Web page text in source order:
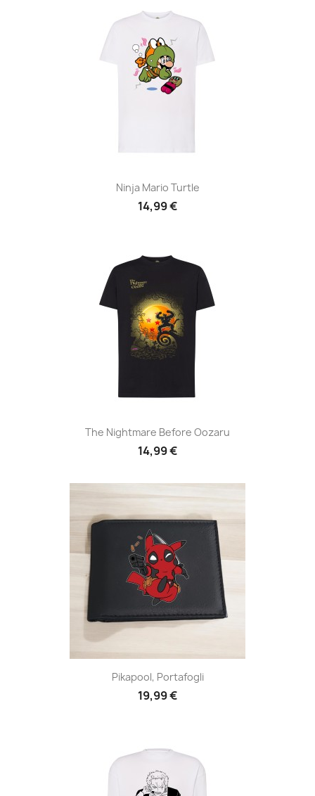
Ninja Mario Turtle
14,99 €
The Nightmare Before Oozaru
14,99 €
Pikapool, Portafogli
19,99 €